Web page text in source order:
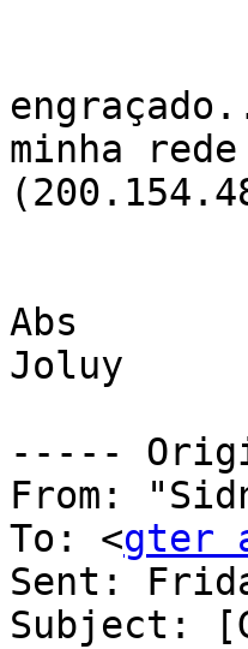
minha rede
Abs
Joluy
-----
From:
To: <gter
Sent:
Subject: